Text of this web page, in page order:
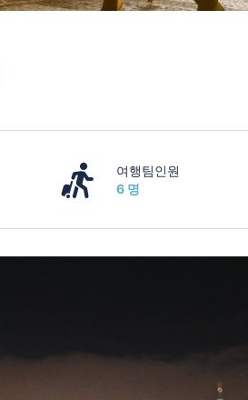
여행팀인원
6 명